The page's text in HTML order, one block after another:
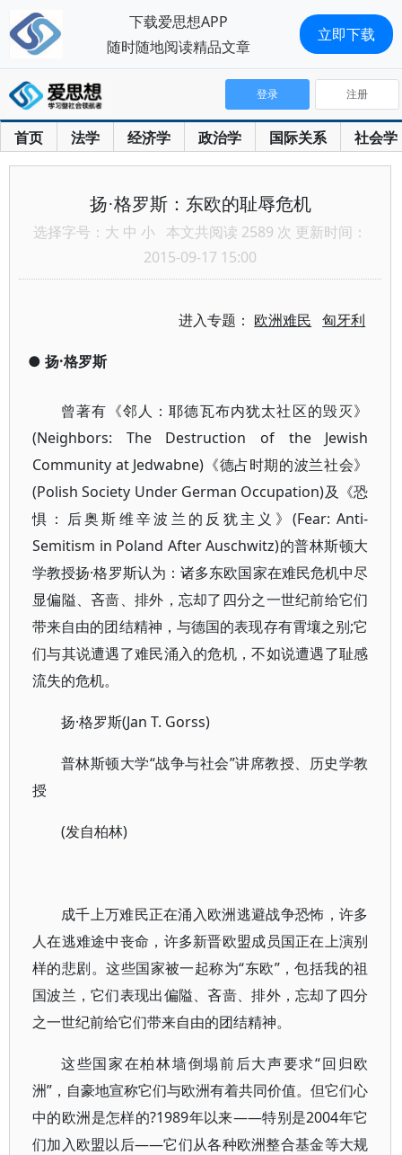
首页 法学 经济学 政治学 国际关系 社会学
登录 注册
扬·格罗斯：东欧的耻辱危机
选择字号： 大 中 小 本文共阅读 2589 次 更新时间：
2015-09-17 15:00
进入专题： 欧洲难民 匈牙利
● 扬·格罗斯
曾著有《邻人：耶德瓦布内犹太社区的毁灭》
(Neighbors: The Destruction of the Jewish
Community at Jedwabne)《德占时期的波兰社会》
(Polish Society Under German Occupation)及《恐
惧：后奥斯维辛波兰的反犹主义》(Fear: Anti-
Semitism in Poland After Auschwitz)的普林斯顿大
学教授扬·格罗斯认为：诸多东欧国家在难民危机中尽
显偏隘、吝啬、排外，忘却了四分之一世纪前给它们
带来自由的团结精神，与德国的表现存有霄壤之别;它
们与其说遭遇了难民涌入的危机，不如说遭遇了耻感
流失的危机。
扬·格罗斯(Jan T. Gorss)
普林斯顿大学“战争与社会”讲席教授、历史学教
授
(发自柏林)
成千上万难民正在涌入欧洲逃避战争恐怖，许多
人在逃难途中丧命，许多新晋欧盟成员国正在上演别
样的悲剧。这些国家被一起称为“东欧”，包括我的祖
国波兰，它们表现出偏隘、吝啬、排外，忘却了四分
之一世纪前给它们带来自由的团结精神。
这些国家在柏林墙倒塌前后大声要求“回归欧
洲”，自豪地宣称它们与欧洲有着共同价值。但它们心
中的欧洲是怎样的?1989年以来——特别是2004年它
们加入欧盟以后——它们从各种欧洲整合基金等大规
下载爱思想APP
随时随地阅读精品文章
立即下载